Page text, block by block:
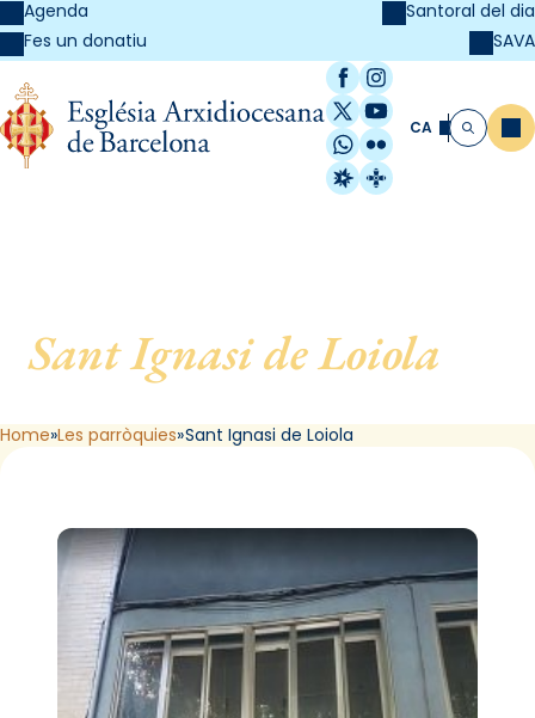
Agenda
Fes un donatiu
Santoral del dia
SAVA
Facebook
Instagram
X / Twitter
YouTube
WhatsApp
Flickr
Radio Estel
Catalunya
CA Cerca
Sant Ignasi de Loiola
Home Les parròquies Sant Ignasi de Loiola